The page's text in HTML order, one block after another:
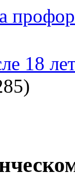
18